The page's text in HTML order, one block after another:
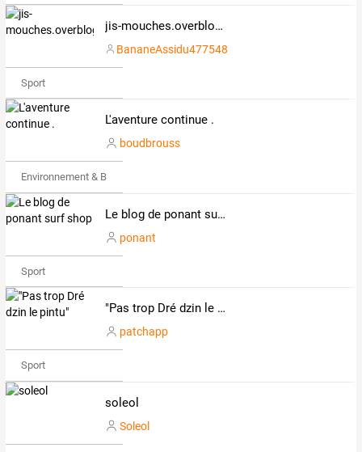
jis-mouches.overblog.com
BananeAssidu477548
Sport
L'aventure continue .
boudbrouss
Environnement & Bio
Le blog de ponant surf shop
ponant
Sport
"Pas trop Dré dzin le pintu"
patchapp
Sport
soleol
Soleol